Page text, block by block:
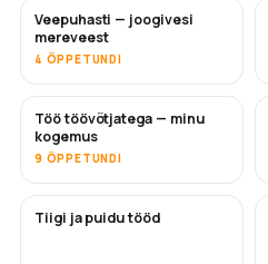
TULEMAS
Veepuhasti — joogivesi
mereveest
4 ÕPPETUNDI
TULEMAS
Töö töövõtjatega — minu
kogemus
9 ÕPPETUNDI
Tiigi ja puidu tööd